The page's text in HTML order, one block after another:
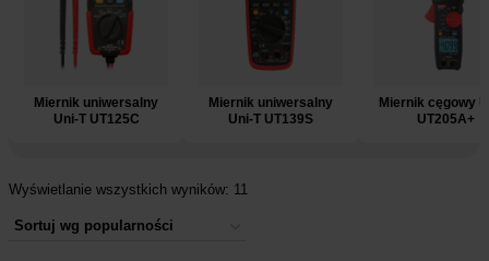
Miernik uniwersalny
Uni-T UT125C
Miernik uniwersalny
Uni-T UT139S
Miernik cęgowy
UT205A+
Wyświetlanie wszystkich wyników: 11